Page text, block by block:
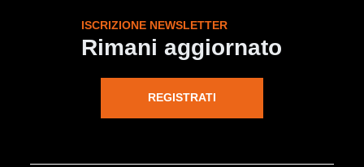
ISCRIZIONE NEWSLETTER
Rimani aggiornato
REGISTRATI